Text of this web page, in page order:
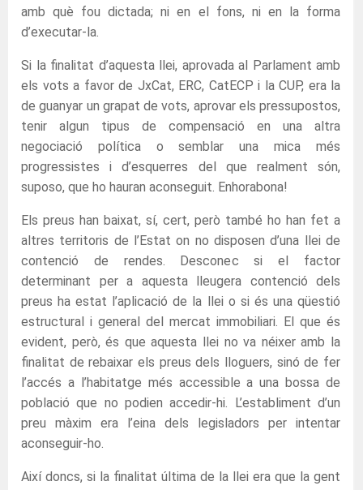
amb què fou dictada; ni en el fons, ni en la forma
d’executar-la.
Si la finalitat d’aquesta llei, aprovada al Parlament amb
els vots a favor de JxCat, ERC, CatECP i la CUP, era la
de guanyar un grapat de vots, aprovar els pressupostos,
tenir algun tipus de compensació en una altra
negociació política o semblar una mica més
progressistes i d’esquerres del que realment són,
suposo, que ho hauran aconseguit. Enhorabona!
Els preus han baixat, sí, cert, però també ho han fet a
altres territoris de l’Estat on no disposen d’una llei de
contenció de rendes. Desconec si el factor
determinant per a aquesta lleugera contenció dels
preus ha estat l’aplicació de la llei o si és una qüestió
estructural i general del mercat immobiliari. El que és
evident, però, és que aquesta llei no va néixer amb la
finalitat de rebaixar els preus dels lloguers, sinó de fer
l’accés a l’habitatge més accessible a una bossa de
població que no podien accedir-hi. L’establiment d’un
preu màxim era l’eina dels legisladors per intentar
aconseguir-ho.
Així doncs, si la finalitat última de la llei era que la gent